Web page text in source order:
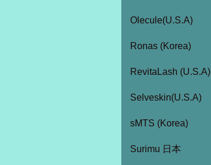
Olecule(U.S.A)
Ronas (Korea)
RevitaLash (U.S.A)
Selveskin(U.S.A)
sMTS (Korea)
Surimu 日本